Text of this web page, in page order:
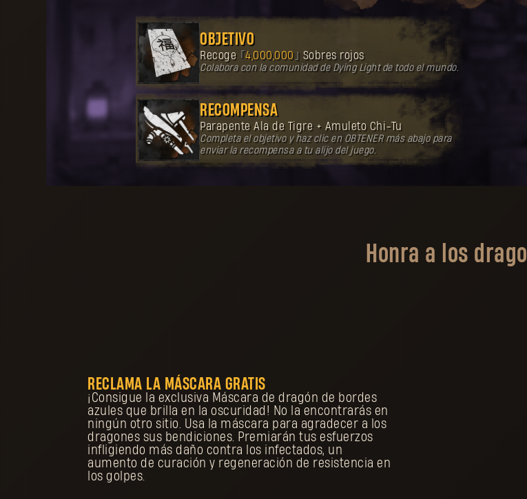
OBJETIVO
Recoge 4,000,000 Sobres rojos
Colabora con la comunidad de Dying Light de todo el mundo.
RECOMPENSA
Parapente Ala de Tigre + Amuleto Chi-Tu
Completa el objetivo y haz clic en OBTENER más abajo para
enviar la recompensa a tu alijo del juego.
Honra a los
RECLAMA LA MÁSCARA GRATIS
¡Consigue la exclusiva Máscara de dragón de bordes
azules que brilla en la oscuridad! No la encontrarás en
ningún otro sitio. Usa la máscara para agradecer a los
dragones sus bendiciones. Premiarán tus esfuerzos
infligiendo más daño contra los infectados, un
aumento de curación y regeneración de resistencia en
los golpes.